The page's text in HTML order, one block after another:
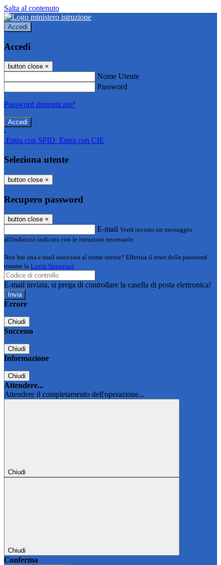
Salta al contenuto
Accedi
Accedi
button close ×
Nome Utente
Password
Password dimenticata?
-
Entra con SPID Entra con CIE
Seleziona utente
button close ×
Recupero password
button close ×
E-mail Verrà inviato un messaggio
all'indirizzo indicato con le istruzioni necessarie.
Non hai una e-mail associata al nome utente? Effettua il reset della password
tramite la Login Spaggiari
E-mail inviata, si prega di controllare la casella di posta elettronica!
Errore
Chiudi
Successo
Chiudi
Informazione
Chiudi
Attendere...
Attendere il completamento dell'operazione...
Chiudi
Chiudi
Conferma